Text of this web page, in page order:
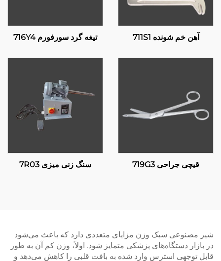
آهن خم شونده 711S1 تیغه گرد سورفورم 716Y4
قیچی جراحی 719G3 سنگ زنی میزی 7R03
شیر مصنوعی سبک وزن مزایای متعددی دارد که باعث می‌شود
در بازار دستگاه‌های پزشکی متمایز شود. اولاً، وزن کم آن به طور
قابل توجهی استرس وارد شده به بافت قلبی را کاهش می‌دهد و